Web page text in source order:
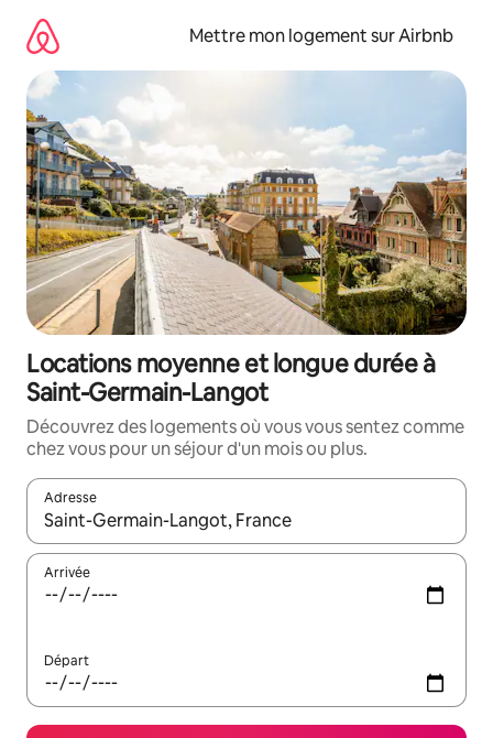
directement
contenu
Mettre mon logement sur Airbnb
Locations moyenne et longue durée à
Saint-Germain-Langot
Découvrez des logements où vous vous sentez comme
chez vous pour un séjour d'un mois ou plus.
Adresse
Lorsque les résultats s'affichent, utilisez les flèches vers le
Arrivée
Départ